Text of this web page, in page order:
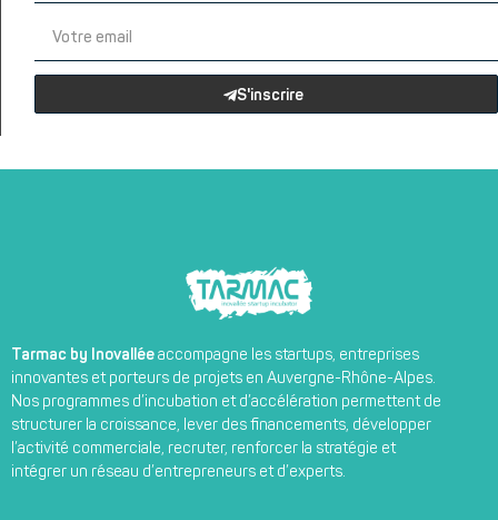
S'inscrire
Tarmac by Inovallée accompagne les startups, entreprises
innovantes et porteurs de projets en Auvergne-Rhône-Alpes.
Nos programmes d’incubation et d’accélération permettent de
structurer la croissance, lever des financements, développer
l’activité commerciale, recruter, renforcer la stratégie et
intégrer un réseau d’entrepreneurs et d’experts.